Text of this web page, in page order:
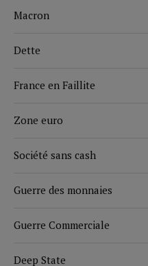
Macron
Dette
France en Faillite
Zone euro
Société sans cash
Guerre des monnaies
Guerre Commerciale
Deep State